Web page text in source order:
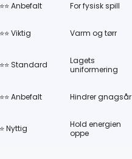
⭐⭐ Anbefalt For fysisk spill
⭐⭐ Viktig Varm og tørr
⭐⭐ Standard
Lagets
uniformering
⭐⭐ Anbefalt Hindrer gnagsår
⭐ Nyttig
Hold energien
oppe